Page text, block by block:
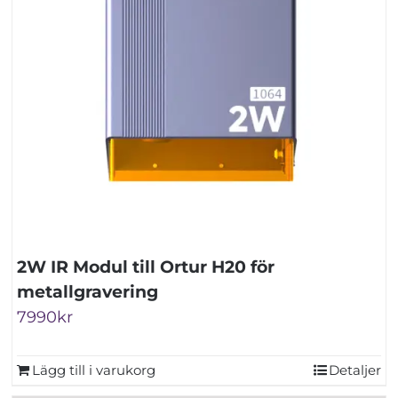
2W IR Modul till Ortur H20 för
metallgravering
7990kr
Lägg till i varukorg Detaljer